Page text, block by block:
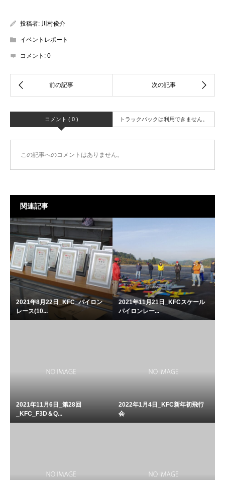
投稿者: 川村俊介
イベントレポート
コメント: 0
コメント ( 0 ) トラックバックは利用できません。
この記事へのコメントはありません。
関連記事
2021年8月22日_KFC_パイロン
レース(10...
2021年11月21日_KFCスケール
パイロンレー...
2021年11月6日_第28回
_KFC_F3D＆Q...
2022年1月4日_KFC新年初飛行
会